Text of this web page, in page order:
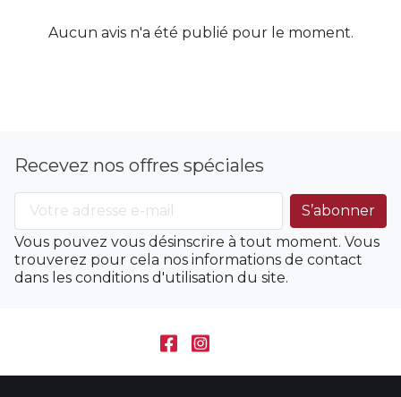
Aucun avis n'a été publié pour le moment.
Recevez nos offres spéciales
Vous pouvez vous désinscrire à tout moment. Vous
trouverez pour cela nos informations de contact
dans les conditions d'utilisation du site.